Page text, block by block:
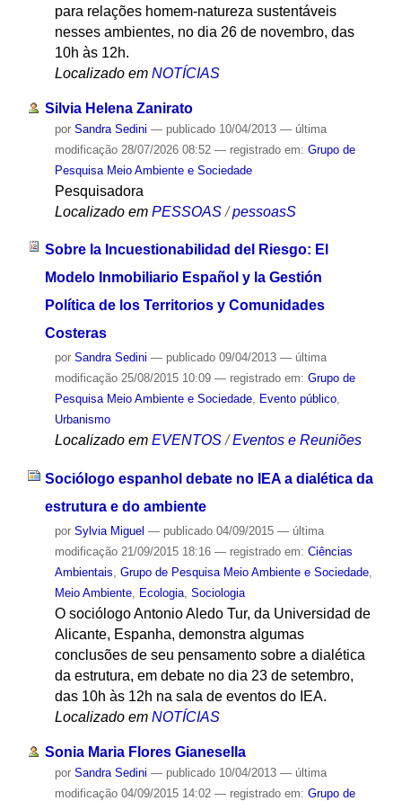
para relações homem-natureza sustentáveis
nesses ambientes, no dia 26 de novembro, das
10h às 12h.
Localizado em NOTÍCIAS
Silvia Helena Zanirato
por Sandra Sedini — publicado10/04/2013 — última
modificação28/07/2026 08:52 — registrado em: Grupo de
Pesquisa Meio Ambiente e Sociedade
Pesquisadora
Localizado em PESSOAS /pessoasS
Sobre la Incuestionabilidad del Riesgo: El
Modelo Inmobiliario Español y la Gestión
Política de los Territorios y Comunidades
Costeras
por Sandra Sedini — publicado09/04/2013 — última
modificação25/08/2015 10:09 — registrado em: Grupo de
Pesquisa Meio Ambiente e Sociedade, Evento público,
Urbanismo
Localizado em EVENTOS /Eventos e Reuniões
Sociólogo espanhol debate no IEA a dialética da
estrutura e do ambiente
por Sylvia Miguel — publicado04/09/2015 — última
modificação21/09/2015 18:16 — registrado em: Ciências
Ambientais, Grupo de Pesquisa Meio Ambiente e Sociedade,
Meio Ambiente, Ecologia, Sociologia
O sociólogo Antonio Aledo Tur, da Universidad de
Alicante, Espanha, demonstra algumas
conclusões de seu pensamento sobre a dialética
da estrutura, em debate no dia 23 de setembro,
das 10h às 12h na sala de eventos do IEA.
Localizado em NOTÍCIAS
Sonia Maria Flores Gianesella
por Sandra Sedini — publicado10/04/2013 — última
modificação04/09/2015 14:02 — registrado em: Grupo de